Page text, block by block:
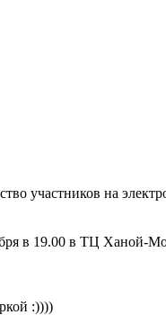
участников на
в 19.00 в ТЦ Ханой-
:))))